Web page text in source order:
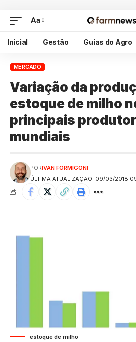
Aa
Inicial Gestão Guias do Agro
MERCADO
Variação da
estoque de milho
principais
mundiais
ÚLTIMA ATUALIZAÇÃO: 09/03/2018
PORIVAN FORMIGONI
estoque de milho